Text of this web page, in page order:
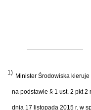
1) Minister Środowiska
na podstawie § 1 ust. 2 pkt
dnia 17 listopada 2015 r. w